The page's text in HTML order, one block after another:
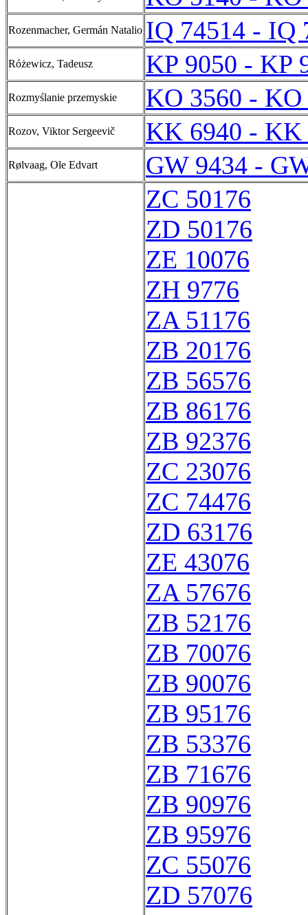
Rozenmacher, Germán Natalio IQ 74514 - IQ
Różewicz, Tadeusz KP 9050 - KP
Rozmyślanie przemyskie KO 3560 - KO
Rozov, Viktor Sergeevič KK 6940 - KK
Rølvaag, Ole Edvart
GW 9434 -
ZC 50176
ZD 50176
ZE 10076
ZH 9776
ZA 51176
ZB 20176
ZB 56576
ZB 86176
ZB 92376
ZC 23076
ZC 74476
ZD 63176
ZE 43076
ZA 57676
ZB 52176
ZB 70076
ZB 90076
ZB 95176
ZB 53376
ZB 71676
ZB 90976
ZB 95976
ZC 55076
ZD 57076